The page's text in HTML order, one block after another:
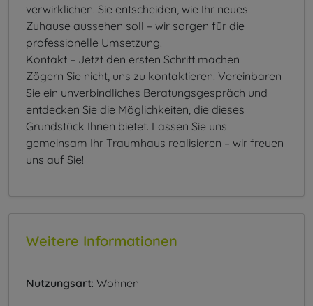
verwirklichen. Sie entscheiden, wie Ihr neues
Zuhause aussehen soll – wir sorgen für die
professionelle Umsetzung.
Kontakt – Jetzt den ersten Schritt machen
Zögern Sie nicht, uns zu kontaktieren. Vereinbaren
Sie ein unverbindliches Beratungsgespräch und
entdecken Sie die Möglichkeiten, die dieses
Grundstück Ihnen bietet. Lassen Sie uns
gemeinsam Ihr Traumhaus realisieren – wir freuen
uns auf Sie!
Weitere Informationen
Nutzungsart: Wohnen